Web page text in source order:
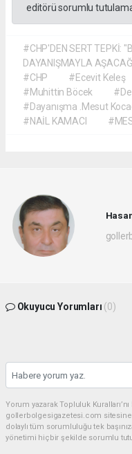
editörü sorumlu
#CHP'DEN SERT TEPKİ:
DAYANIŞMAYLA
#CHP
#Ecevit Keleş
#Muhittin Böcek
#Dayanışma .Mesut
#NAİL KAMACI
Okuyucu Yorumları (0)
Yorum yazarak Topluluk
gollerbolgesigazetesi.com sitesine
dolaylı tüm sorumluluğu tek
yönetimi hiçbir şekilde sorumlu